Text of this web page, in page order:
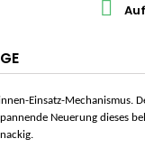

Einsatz-Mechanismus.
Neuerung dieses